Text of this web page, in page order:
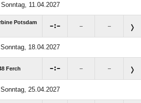
Sonntag, 11.04.2027
Potsdam
: – –
Sonntag, 18.04.2027
Ferch : – –
Sonntag, 25.04.2027